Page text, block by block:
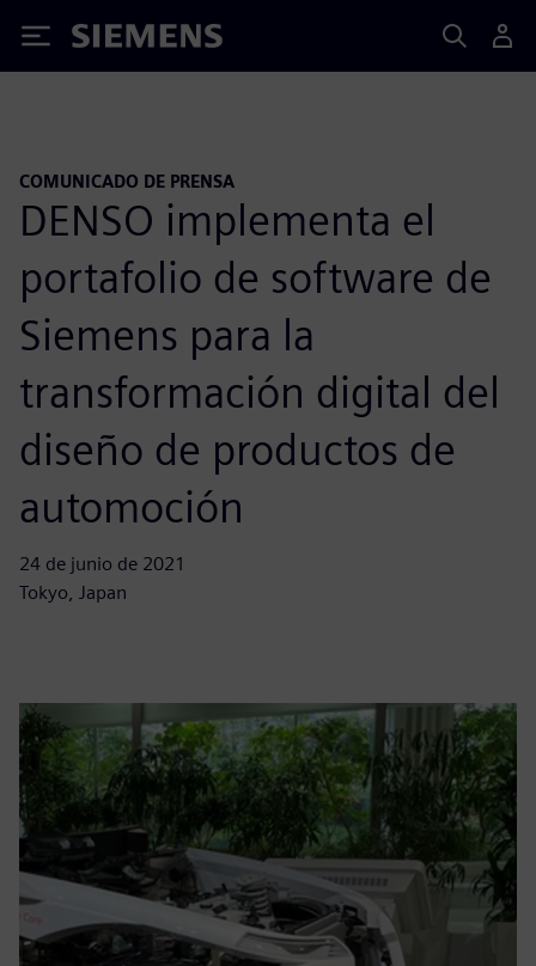
Siemens
COMUNICADO DE PRENSA
DENSO implementa el
portafolio de software de
Siemens para la
transformación digital del
diseño de productos de
automoción
24 de junio de 2021
Tokyo, Japan